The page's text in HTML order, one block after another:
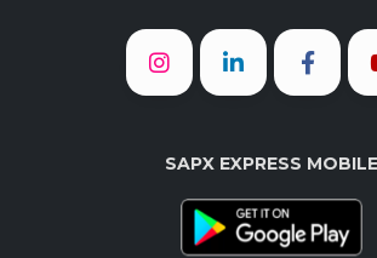
SAPX EXPRESS MOBILE